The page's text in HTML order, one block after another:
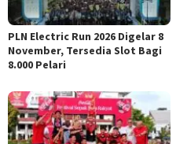
PLN Electric Run 2026 Digelar 8
November, Tersedia Slot Bagi
8.000 Pelari